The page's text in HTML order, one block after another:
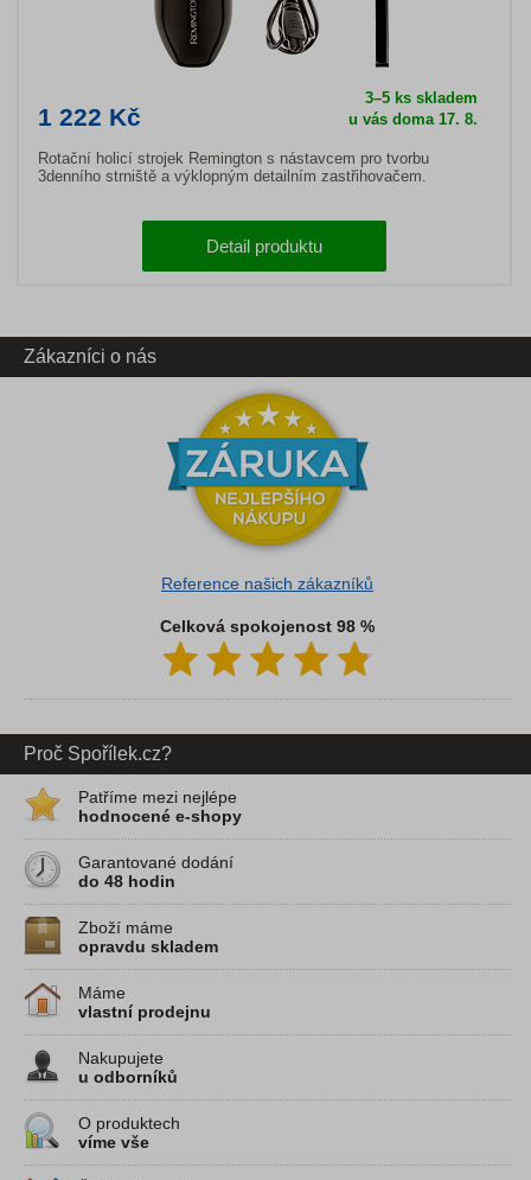
1 222 Kč
3–5 ks skladem
u vás doma 17. 8.
Rotační holicí strojek Remington s nástavcem pro tvorbu
3denního strniště a výklopným detailním zastřihovačem.
Detail produktu
Zákazníci o nás
Reference našich zákazníků
Celková spokojenost 98 %
Proč Spořílek.cz?
Patříme mezi nejlépe
hodnocené e-shopy
Garantované dodání
do 48 hodin
Zboží máme
opravdu skladem
Máme
vlastní prodejnu
Nakupujete
u odborníků
O produktech
víme vše